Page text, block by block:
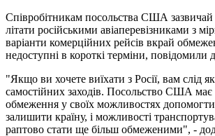
Співробітникам посольства США зазвичай
літати російськими авіаперевізниками з
варіанти комерційних рейсів вкрай
недоступні в короткі терміни, повідомили
"Якщо ви хочете виїхати з Росії, вам слід
самостійних заходів. Посольство США має
обмеження у своїх можливостях
залишити країну, і можливості
раптово стати ще більш обмеженими", -